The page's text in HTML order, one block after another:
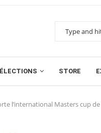
STORE
l’international Masters cup